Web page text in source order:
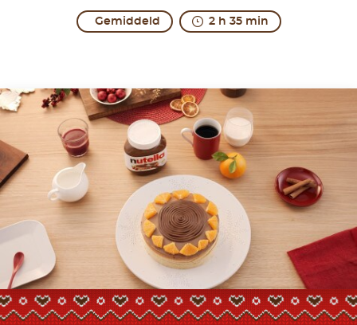
Gemiddeld 2 h 35 min